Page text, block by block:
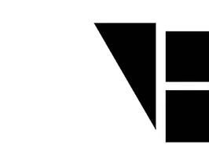
АЛЮМИНИЕВЫЙ
КІРІҢІЗ
ПАРОЛЬДІ